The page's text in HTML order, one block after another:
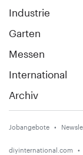
Industrie
Garten
Messen
International
Archiv
Jobangebote
diyinternational.com